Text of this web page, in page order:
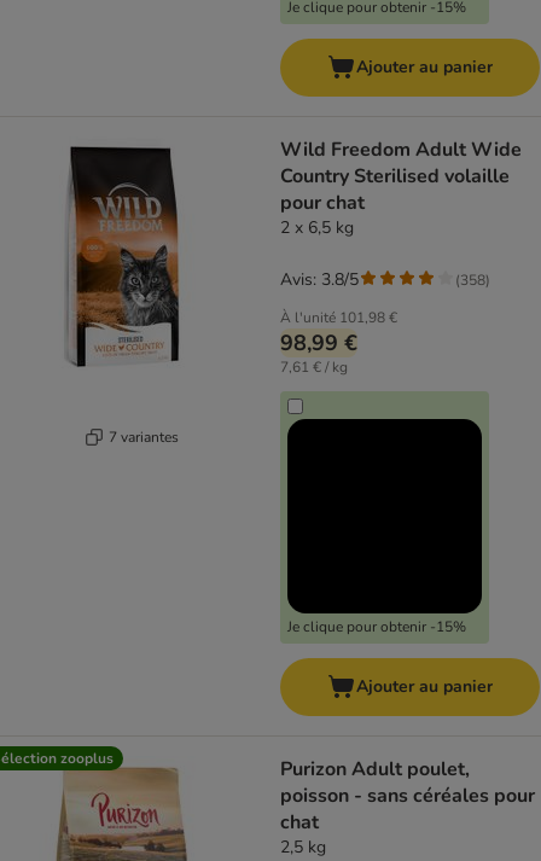
Je clique pour obtenir -15%
Ajouter au panier
7 variantes
Wild Freedom Adult Wide
Country Sterilised volaille
pour chat
2 x 6,5 kg
À l'unité 101,98 €
98,99 €
7,61 € / kg
Je clique pour obtenir -15%
Avis: 3.8/5 (358)
Ajouter au panier
zooplus
Purizon Adult poulet,
poisson - sans céréales pour
chat
2,5 kg